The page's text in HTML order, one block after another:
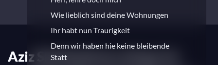
Wie lieblich sind deine Wohnungen
Ihr habt nun Traurigkeit
Denn wir haben hie keine bleibende
Statt
Aziz Shokhakimov dirige Un